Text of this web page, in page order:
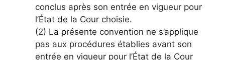
conclus après son entrée en vigueur pour
l’État de la Cour choisie.
(2) La présente convention ne s’applique
pas aux procédures établies avant son
entrée en vigueur pour l’État de la Cour